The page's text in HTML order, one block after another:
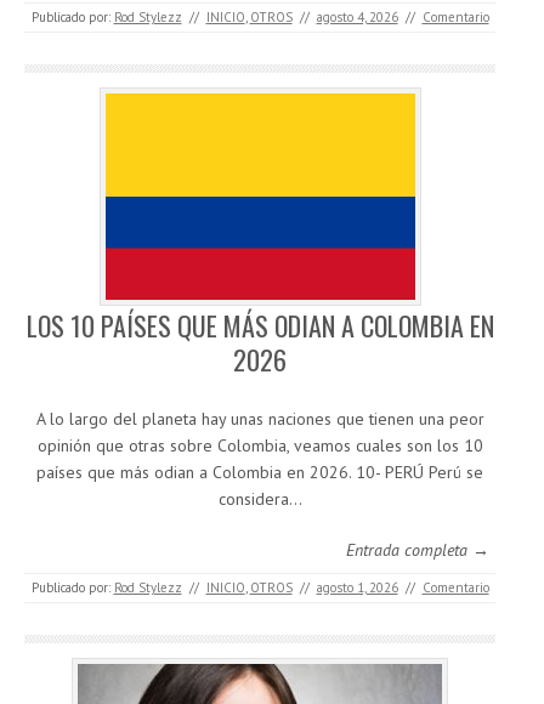
Publicado por: Rod Stylezz // INICIO, OTROS // agosto 4, 2026 // Comentario
LOS 10 PAÍSES QUE MÁS ODIAN A COLOMBIA EN
2026
A lo largo del planeta hay unas naciones que tienen una peor
opinión que otras sobre Colombia, veamos cuales son los 10
países que más odian a Colombia en 2026. 10- PERÚ Perú se
considera…
Entrada completa →
Publicado por: Rod Stylezz // INICIO, OTROS // agosto 1, 2026 // Comentario